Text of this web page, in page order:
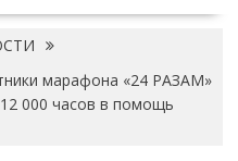
марафона «24 РАЗАМ»
000 часов в помощь